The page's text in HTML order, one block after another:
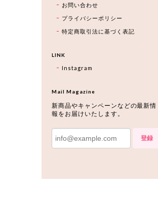
お問い合わせ
プライバシーポリシー
特定商取引法に基づく表記
LINK
Instagram
Mail Magazine
新商品やキャンペーンなどの最新情
報をお届けいたします。
登録